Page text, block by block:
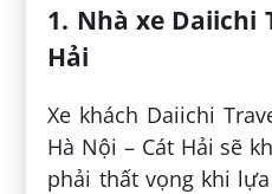
1. Nhà xe Daiichi
Hải
Xe khách Daiichi
Hà Nội – Cát Hải sẽ
phải thất vọng khi